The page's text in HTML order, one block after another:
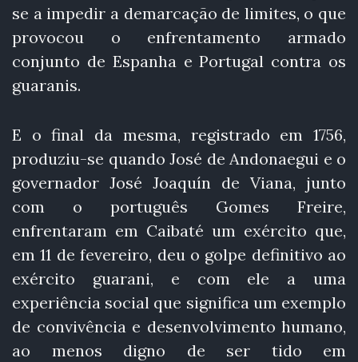
se a impedir a demarcação de limites, o que
provocou o enfrentamento armado
conjunto de Espanha e Portugal contra os
guaranis.
E o final da mesma, registrado em 1756,
produziu-se quando José de Andonaegui e o
governador José Joaquín de Viana, junto
com o português Gomes Freire,
enfrentaram em Caibaté um exército que,
em 11 de fevereiro, deu o golpe definitivo ao
exército guarani, e com ele a uma
experiência social que significa um exemplo
de convivência e desenvolvimento humano,
ao menos digno de ser tido em